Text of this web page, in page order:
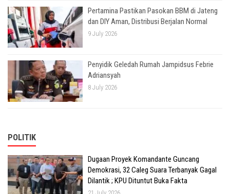
Pertamina Pastikan Pasokan BBM di Jateng
dan DIY Aman, Distribusi Berjalan Normal
9 July 2026
Penyidik Geledah Rumah Jampidsus Febrie
Adriansyah
8 July 2026
POLITIK
Dugaan Proyek Komandante Guncang
Demokrasi, 32 Caleg Suara Terbanyak Gagal
Dilantik ; KPU Dituntut Buka Fakta